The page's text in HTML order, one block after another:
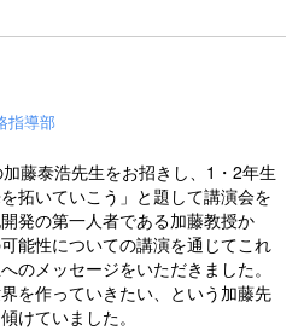
指導部
藤泰浩先生をお招きし、1・2年生
拓いていこう」と題して講演会を
発の第一人者である加藤教授か
能性についての講演を通じてこれ
のメッセージをいただきました。
を作っていきたい、という加藤先
けていました。